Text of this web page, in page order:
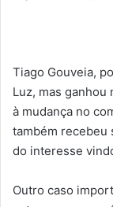
Tiago Gouveia,
Luz, mas
à mudança no
também recebeu
do interesse
Outro caso